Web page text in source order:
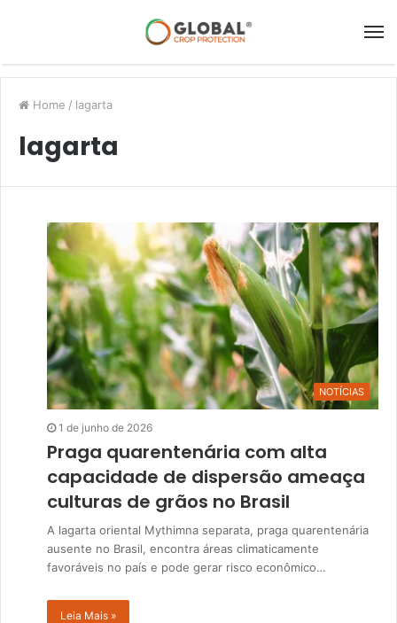
Home / lagarta
lagarta
NOTÍCIAS
1 de junho de 2026
Praga quarentenária com alta
capacidade de dispersão ameaça
culturas de grãos no Brasil
A lagarta oriental Mythimna separata, praga quarentenária
ausente no Brasil, encontra áreas climaticamente
favoráveis no país e pode gerar risco econômico…
Leia Mais »